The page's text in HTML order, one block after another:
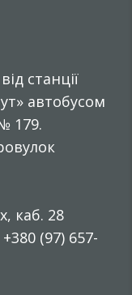
станції
автобусом
179.
каб. 28
(97) 657-